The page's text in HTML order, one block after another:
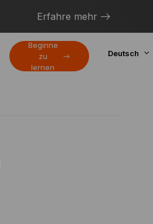
Erfahre mehr
Beginne
zu
lernen
Deutsch